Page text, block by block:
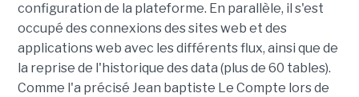
configuration de la plateforme. En parallèle, il s'est
occupé des connexions des sites web et des
applications web avec les différents flux, ainsi que de
la reprise de l'historique des data (plus de 60 tables).
Comme l'a précisé Jean baptiste Le Compte lors de